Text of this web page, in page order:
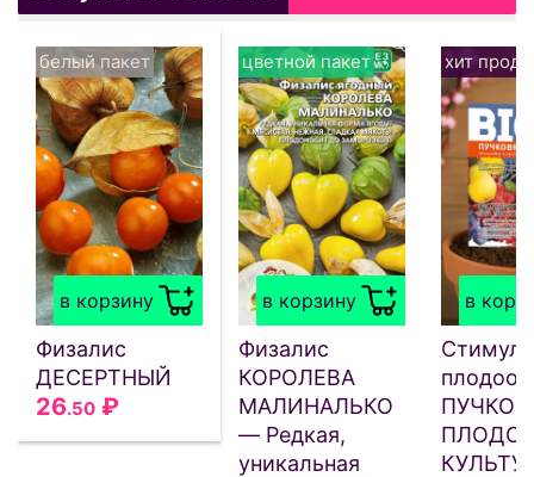
в корзину
белый пакет
Физалис
ДЕСЕРТНЫЙ
26.50 ₽
в корзину
цветной пакет
Физалис
КОРОЛЕВА
МАЛИНАЛЬКО
— Редкая,
уникальная
в
хит